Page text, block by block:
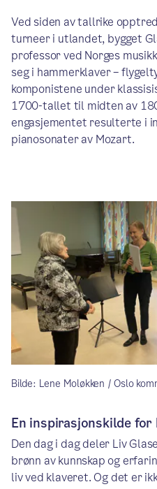
Ved siden av tallrike
turneer i utlandet, bygget
professor ved Norges
seg i hammerklaver –
komponistene under
1700-tallet til midten av
engasjementet resulterte i
pianosonater av Mozart.
Bilde: Lene Moløkken / Oslo
En inspirasjonskilde
Den dag i dag deler Liv
brønn av kunnskap og
liv ved klaveret. Og det er